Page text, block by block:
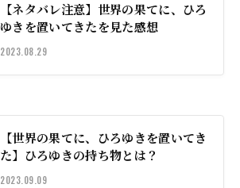
【ネタバレ注意】世界の果てに、ひろ
ゆきを置いてきたを見た感想
2023.08.29
【世界の果てに、ひろゆきを置いてき
た】ひろゆきの持ち物とは？
2023.09.09